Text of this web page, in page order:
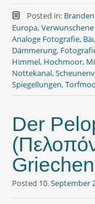
c
e
b
o
o
k
i
t
t
e
r
a
t
s
A
p
p
Posted in:
Europa,
Analoge Fotografie,
Dämmerung,
Himmel, Hochmoor,
Nottekanal,
Spiegellungen,
Der
Posted 10. September